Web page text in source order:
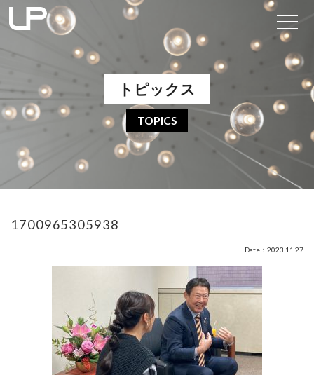
トピックス
TOPICS
1700965305938
Date：2023.11.27